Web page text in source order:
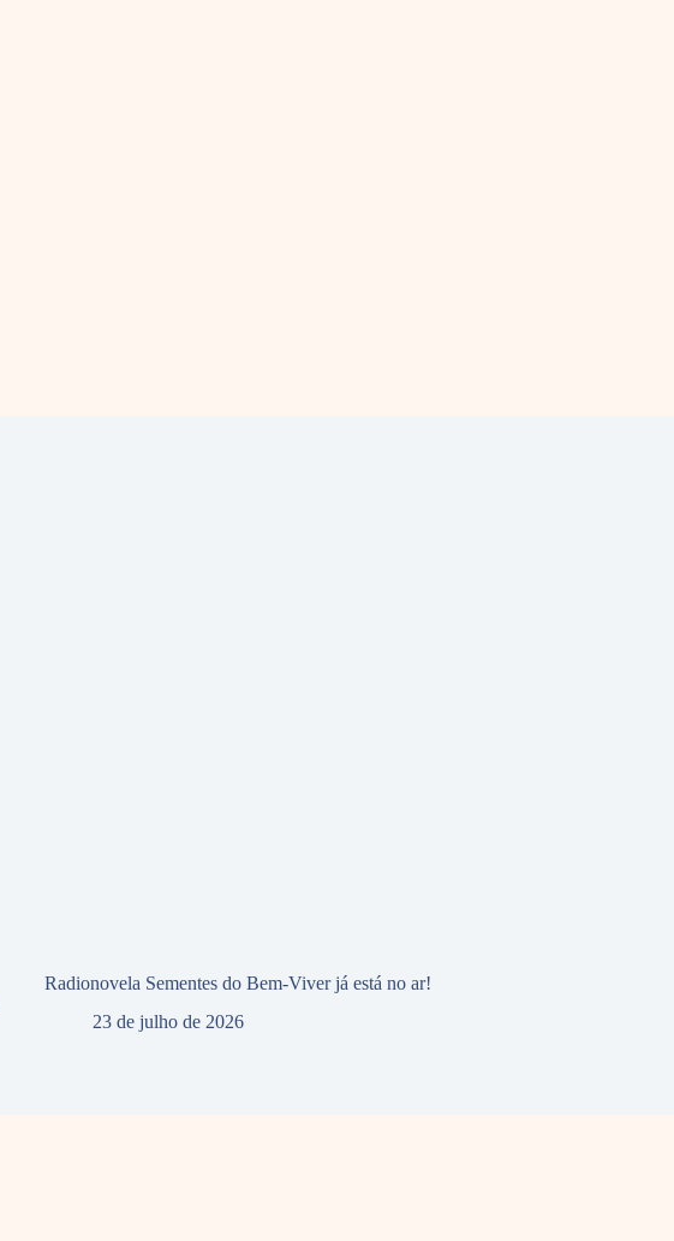
Radionovela Sementes do Bem-Viver já está no ar!
23 de julho de 2026